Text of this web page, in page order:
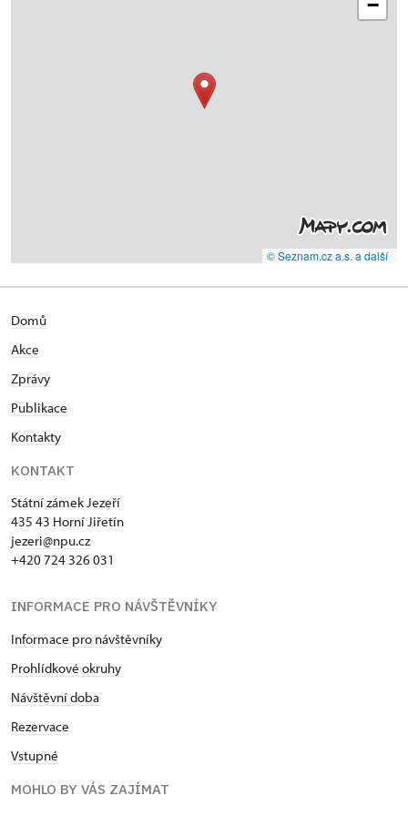
−
© Seznam.cz a.s. a další
Domů
Akce
Zprávy
Publikace
Kontakty
KONTAKT
Státní zámek Jezeří
435 43 Horní Jiřetín
jezeri@npu.cz
+420 724 326 031
INFORMACE PRO NÁVŠTĚVNÍKY
Informace pro návštěvníky
Prohlídkové okruhy
Návštěvní doba
Rezervace
Vstupné
MOHLO BY VÁS ZAJÍMAT